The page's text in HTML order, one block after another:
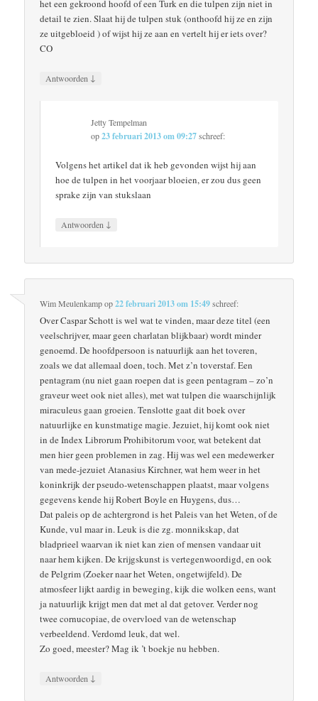
het een gekroond hoofd of een Turk en die tulpen zijn niet in
detail te zien. Slaat hij de tulpen stuk (onthoofd hij ze en zijn
ze uitgebloeid ) of wijst hij ze aan en vertelt hij er iets over?
CO
Antwoorden ↓
Jetty Tempelman
op23 februari 2013 om 09:27 schreef:
Volgens het artikel dat ik heb gevonden wijst hij aan
hoe de tulpen in het voorjaar bloeien, er zou dus geen
sprake zijn van stukslaan
Antwoorden ↓
Wim Meulenkampop22 februari 2013 om 15:49schreef:
Over Caspar Schott is wel wat te vinden, maar deze titel (een
veelschrijver, maar geen charlatan blijkbaar) wordt minder
genoemd. De hoofdpersoon is natuurlijk aan het toveren,
zoals we dat allemaal doen, toch. Met z’n toverstaf. Een
pentagram (nu niet gaan roepen dat is geen pentagram – zo’n
graveur weet ook niet alles), met wat tulpen die waarschijnlijk
miraculeus gaan groeien. Tenslotte gaat dit boek over
natuurlijke en kunstmatige magie. Jezuiet, hij komt ook niet
in de Index Librorum Prohibitorum voor, wat betekent dat
men hier geen problemen in zag. Hij was wel een medewerker
van mede-jezuiet Atanasius Kirchner, wat hem weer in het
koninkrijk der pseudo-wetenschappen plaatst, maar volgens
gegevens kende hij Robert Boyle en Huygens, dus…
Dat paleis op de achtergrond is het Paleis van het Weten, of de
Kunde, vul maar in. Leuk is die zg. monnikskap, dat
bladprieel waarvan ik niet kan zien of mensen vandaar uit
naar hem kijken. De krijgskunst is vertegenwoordigd, en ook
de Pelgrim (Zoeker naar het Weten, ongetwijfeld). De
atmosfeer lijkt aardig in beweging, kijk die wolken eens, want
ja natuurlijk krijgt men dat met al dat getover. Verder nog
twee cornucopiae, de overvloed van de wetenschap
verbeeldend. Verdomd leuk, dat wel.
Zo goed, meester? Mag ik ’t boekje nu hebben.
Antwoorden ↓